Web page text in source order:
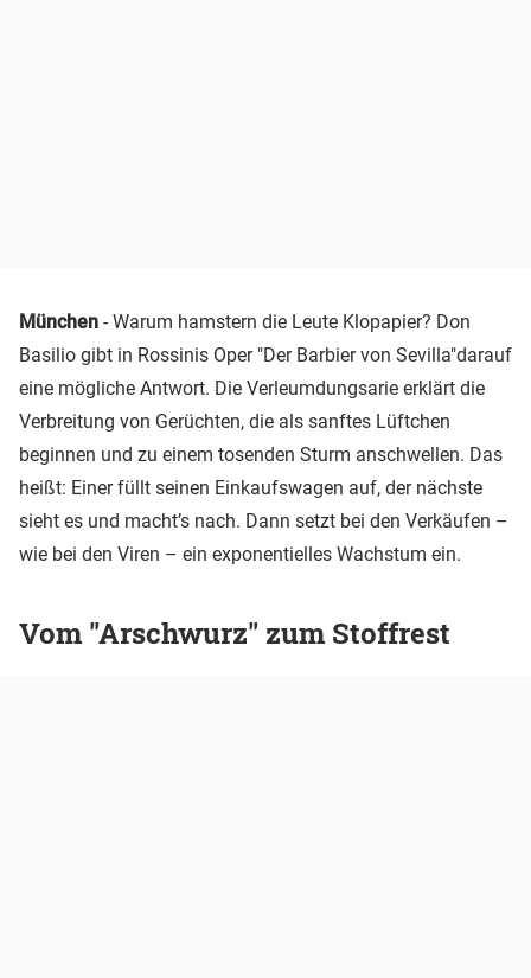
München - Warum hamstern die Leute Klopapier? Don
Basilio gibt in Rossinis Oper "Der Barbier von Sevilla"darauf
eine mögliche Antwort. Die Verleumdungsarie erklärt die
Verbreitung von Gerüchten, die als sanftes Lüftchen
beginnen und zu einem tosenden Sturm anschwellen. Das
heißt: Einer füllt seinen Einkaufswagen auf, der nächste
sieht es und macht’s nach. Dann setzt bei den Verkäufen –
wie bei den Viren – ein exponentielles Wachstum ein.
Vom "Arschwurz" zum Stoffrest